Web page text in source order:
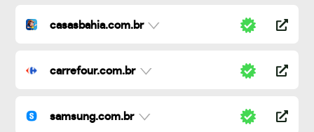
casasbahia.com.br
carrefour.com.br
samsung.com.br